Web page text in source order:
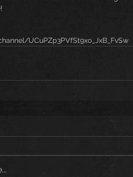
UCuPZp3PVfSt9xo_JxB_FvSw